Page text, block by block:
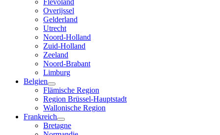
Flevoland
Overijssel
Gelderland
Utrecht
Noord-Holland
Zuid-Holland
Zeeland
Noord-Brabant
Limburg
Belgien
Flämische Region
Region Brüssel-Hauptstadt
Wallonische Region
Frankreich
Bretagne